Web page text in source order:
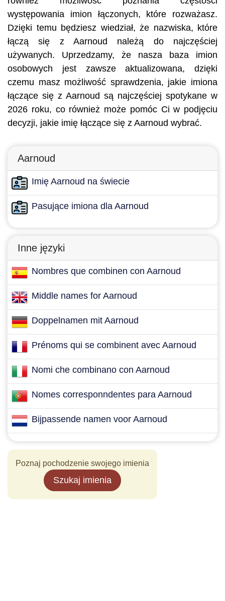
występowania imion łączonych, które rozważasz.
Dzięki temu będziesz wiedział, że nazwiska, które
łączą się z Aarnoud należą do najczęściej
używanych. Uprzedzamy, że nasza baza imion
osobowych jest zawsze aktualizowana, dzięki
czemu masz możliwość sprawdzenia, jakie imiona
łączące się z Aarnoud są najczęściej spotykane w
2026 roku, co również może pomóc Ci w podjęciu
decyzji, jakie imię łączące się z Aarnoud wybrać.
Aarnoud
Imię Aarnoud na świecie
Pasujące imiona dla Aarnoud
Inne języki
Nombres que combinen con Aarnoud
Middle names for Aarnoud
Doppelnamen mit Aarnoud
Prénoms qui se combinent avec Aarnoud
Nomi che combinano con Aarnoud
Nomes corresponndentes para Aarnoud
Bijpassende namen voor Aarnoud
Poznaj pochodzenie swojego imienia
Szukaj imienia